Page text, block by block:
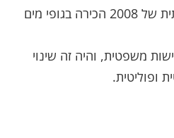
האמנה החוקתית של 2008 הכירה בגופי מים
משפטית, והיה זה שינוי
ופוליטית.